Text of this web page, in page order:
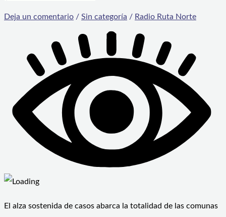
Deja un comentario / Sin categoría / Radio Ruta Norte
El alza sostenida de casos abarca la totalidad de las comunas